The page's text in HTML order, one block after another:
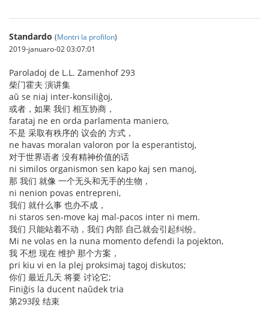
Standardo (Montri la profilon)
2019-januaro-02 03:07:01
Paroladoj de L.L. Zamenhof 293
柴门霍夫 演讲集
aŭ se niaj inter-konsiliĝoj,
或者，如果 我们 相互协商，
farataj ne en orda parlamenta maniero,
不是 采取有秩序的 议会的 方式，
ne havas moralan valoron por la esperantistoj,
对于世界语者 没有精神价值的话
ni similos organismon sen kapo kaj sen manoj,
那 我们 就像 一个无头和无手的生物，
ni nenion povas entrepreni,
我们 就什么事 也办不成，
ni staros sen-move kaj mal-pacos inter ni mem.
我们 只能站着不动，我们 内部 自己就会引起纠纷。
Mi ne volas en la nuna momento defendi la pojekton,
我 不想 现在 维护 那个方案，
pri kiu vi en la plej proksimaj tagoj diskutos;
你们 最近几天 将要 讨论它;
Finiĝis la ducent naŭdek tria
第293段 结束